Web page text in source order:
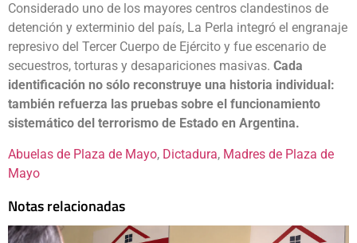
Considerado uno de los mayores centros clandestinos de
detención y exterminio del país, La Perla integró el engranaje
represivo del Tercer Cuerpo de Ejército y fue escenario de
secuestros, torturas y desapariciones masivas. Cada
identificación no sólo reconstruye una historia individual:
también refuerza las pruebas sobre el funcionamiento
sistemático del terrorismo de Estado en Argentina.
Abuelas de Plaza de Mayo, Dictadura, Madres de Plaza de
Mayo
Notas relacionadas